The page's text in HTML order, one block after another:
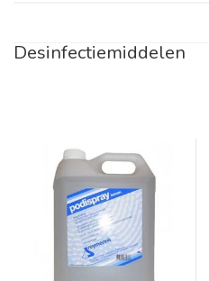
Desinfectiemiddelen